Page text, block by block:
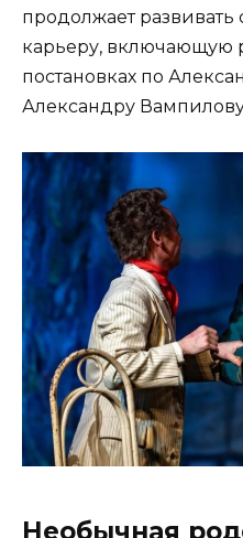
продолжает
карьеру, включающую
постановках по
Александру
Необычная